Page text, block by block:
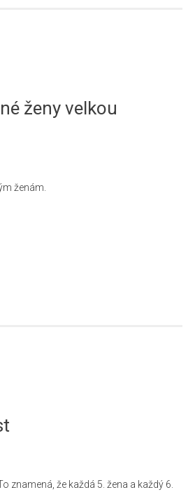
ženy velkou
ženám.
znamená, že každá 5. žena a každý 6.